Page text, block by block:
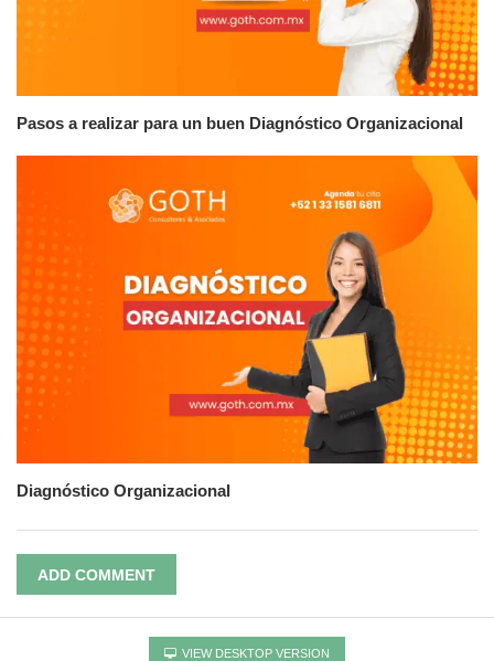
Pasos a realizar para un buen Diagnóstico Organizacional
Diagnóstico Organizacional
ADD COMMENT
VIEW DESKTOP VERSION